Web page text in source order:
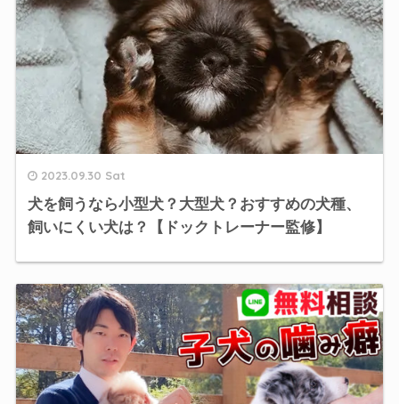
2023.09.30 Sat
犬を飼うなら小型犬？大型犬？おすすめの犬種、
飼いにくい犬は？【ドックトレーナー監修】